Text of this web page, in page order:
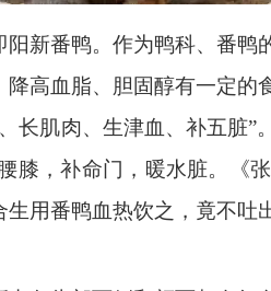
新番鸭。作为鸭科、番
高血脂、胆固醇有一定
长肌肉、生津血、补五脏
，补命门，暖水脏。《
用番鸭血热饮之，竟不